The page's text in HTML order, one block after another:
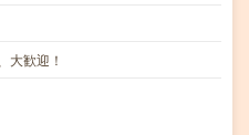
大歓迎！